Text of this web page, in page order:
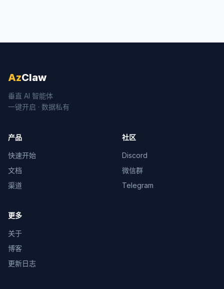
AzClaw
垂直 AI 智能体
一键开启 · 数据私有
产品
快速开始
文档
渠道
社区
Discord
微信群
Telegram
更多
关于
博客
更新日志